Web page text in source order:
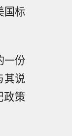
国标
一份
其说
策